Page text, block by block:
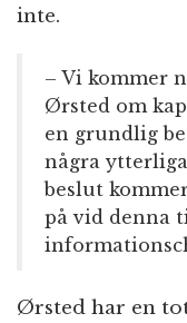
inte.
– Vi kommer
Ørsted om
en grundlig
några
beslut
på vid denna
Ørsted har en